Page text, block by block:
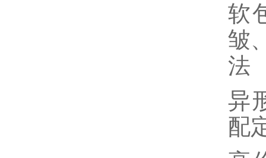
软
皱
法
异
配